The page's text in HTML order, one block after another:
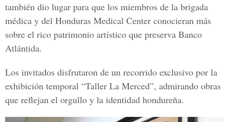
también dio lugar para que los miembros de la brigada
médica y del Honduras Medical Center conocieran más
sobre el rico patrimonio artístico que preserva Banco
Atlántida.
Los invitados disfrutaron de un recorrido exclusivo por la
exhibición temporal “Taller La Merced”, admirando obras
que reflejan el orgullo y la identidad hondureña.